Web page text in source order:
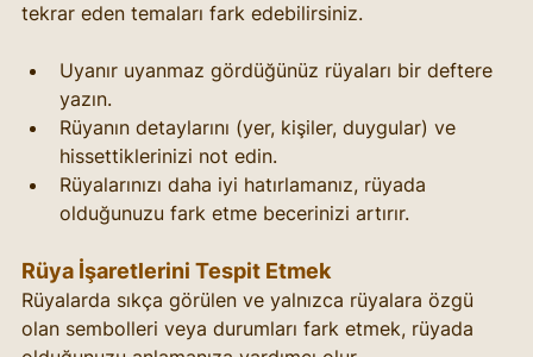
tekrar eden temaları fark edebilirsiniz.
Uyanır uyanmaz gördüğünüz rüyaları bir deftere
yazın.
Rüyanın detaylarını (yer, kişiler, duygular) ve
hissettiklerinizi not edin.
Rüyalarınızı daha iyi hatırlamanız, rüyada
olduğunuzu fark etme becerinizi artırır.
Rüya İşaretlerini Tespit Etmek
Rüyalarda sıkça görülen ve yalnızca rüyalara özgü
olan sembolleri veya durumları fark etmek, rüyada